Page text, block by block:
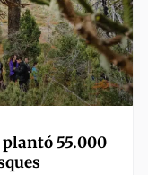
55.000